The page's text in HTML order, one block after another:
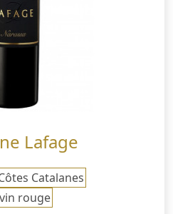
Lafage
Catalanes
vin rouge